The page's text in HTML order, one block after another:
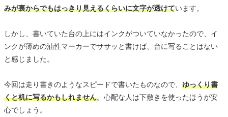
みが裏からでもはっきり見えるくらいに文字が透けています。
しかし、書いていた台の上にはインクがついていなかったので、イ
ンクが薄めの油性マーカーでササッと書けば、台に写ることはない
と感じました。
今回は走り書きのようなスピードで書いたものなので、 ゆっくり書
くと机に写るかもしれません。心配な人は下敷きを使ったほうが安
心でしょう。